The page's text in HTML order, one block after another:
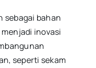
sebagai bahan
inovasi
seperti sekam